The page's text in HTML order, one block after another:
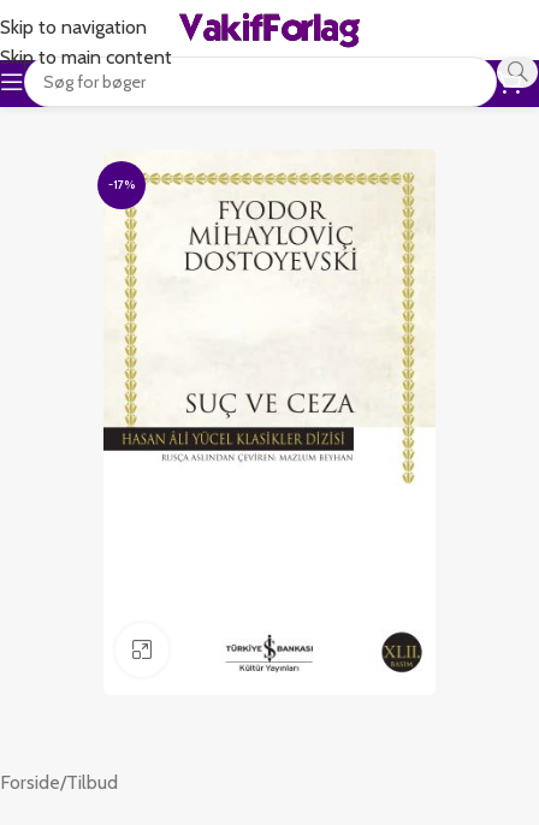
Skip to navigation
Skip to main content
-17%
Klik for at forstørre
Forside/Tilbud